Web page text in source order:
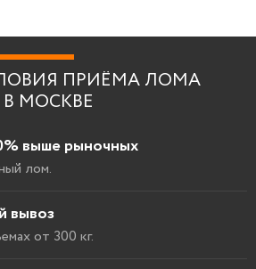
ПРИЁМА ЛОМА
МОСКВЕ
выше рыночных
лом.
вывоз
от 300 кг.